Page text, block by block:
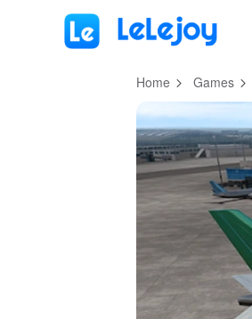
Home Games